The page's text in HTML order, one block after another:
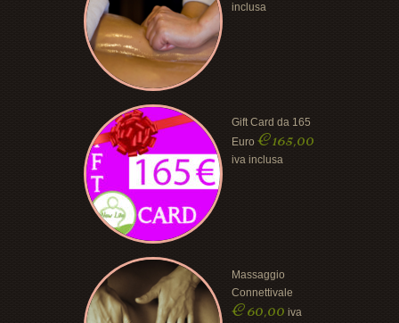
inclusa
Gift Card da 165
Euro €165,00
iva inclusa
Massaggio
Connettivale
€60,00 iva